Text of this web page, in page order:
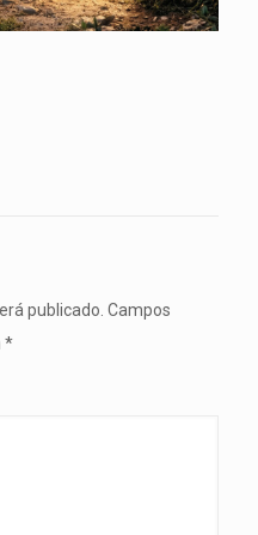
publicado. Campos
*